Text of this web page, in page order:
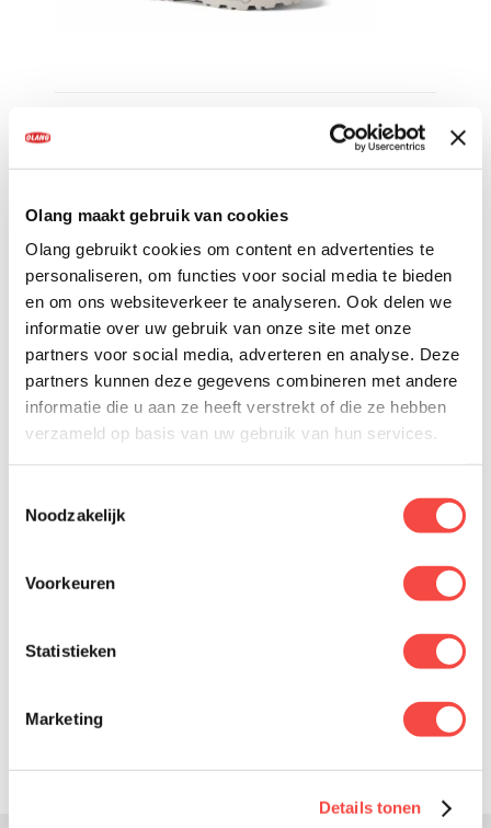
Olang maakt gebruik van cookies
Olang gebruikt cookies om content en advertenties te
personaliseren, om functies voor social media te bieden
en om ons websiteverkeer te analyseren. Ook delen we
informatie over uw gebruik van onze site met onze
partners voor social media, adverteren en analyse. Deze
partners kunnen deze gegevens combineren met andere
informatie die u aan ze heeft verstrekt of die ze hebben
verzameld op basis van uw gebruik van hun services.
Noodzakelijk
Voorkeuren
Statistieken
Marketing
Details tonen